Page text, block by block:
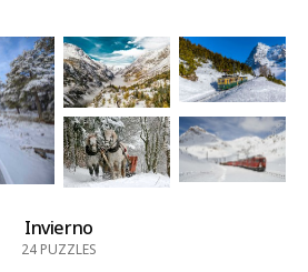
Invierno
24 PUZZLES